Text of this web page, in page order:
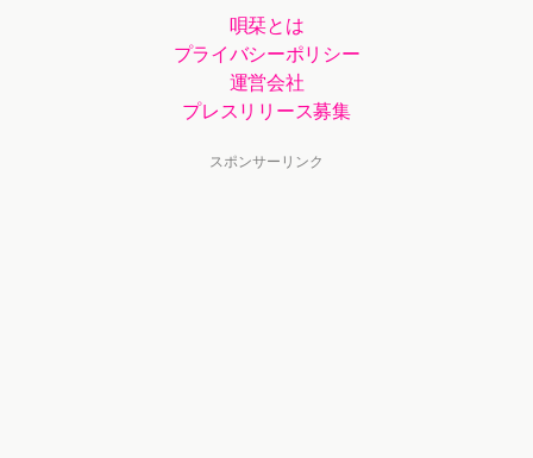
唄栞とは
プライバシーポリシー
運営会社
プレスリリース募集
スポンサーリンク